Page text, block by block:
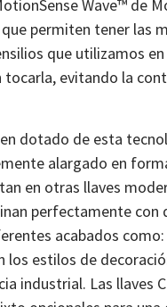
Wave™ de
permiten tener las
que utilizamos
tocarla, evitando la
dotado de esta
alargado en
en otras llaves
perfectamente con
acabados
los estilos de
industrial. Las llaves